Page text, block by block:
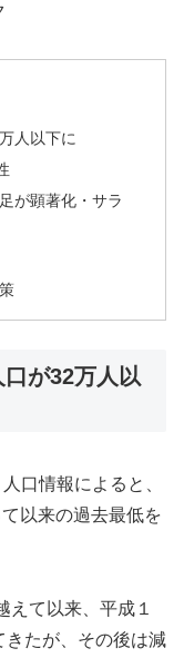
人以下に
が顕著化・サラ
が32万人以
口情報によると、
以来の過去最低を
て以来、平成１
きたが、その後は減